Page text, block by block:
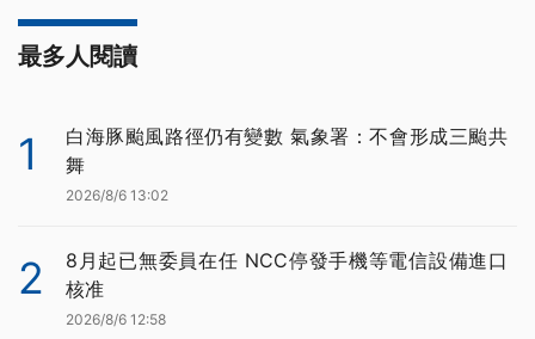
最多人閱讀
1
白海豚颱風路徑仍有變數 氣象署：不會形成三颱共
舞
2026/8/6 13:02
2
8月起已無委員在任 NCC停發手機等電信設備進口
核准
2026/8/6 12:58